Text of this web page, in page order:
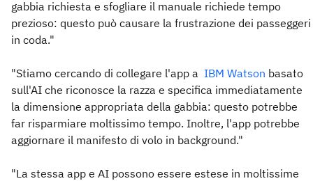
gabbia richiesta e sfogliare il manuale richiede tempo
prezioso: questo può causare la frustrazione dei passeggeri
in coda."
"Stiamo cercando di collegare l'app a IBM Watson basato
sull'AI che riconosce la razza e specifica immediatamente
la dimensione appropriata della gabbia: questo potrebbe
far risparmiare moltissimo tempo. Inoltre, l'app potrebbe
aggiornare il manifesto di volo in background."
"La stessa app e AI possono essere estese in moltissime